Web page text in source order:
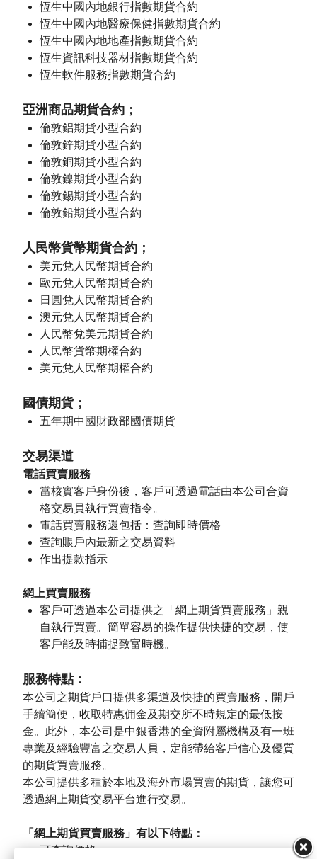
恆生中國內地銀行指數期貨合約
恆生中國內地醫療保健指數期貨合約
恆生中國內地地產指數期貨合約
恆生資訊科技器材指數期貨合約
恆生軟件服務指數期貨合約
亞洲商品期貨合約；
倫敦鋁期貨小型合約
倫敦鋅期貨小型合約
倫敦銅期貨小型合約
倫敦鎳期貨小型合約
倫敦錫期貨小型合約
倫敦鉛期貨小型合約
人民幣貨幣期貨合約；
美元兌人民幣期貨合約
歐元兌人民幣期貨合約
日圓兌人民幣期貨合約
澳元兌人民幣期貨合約
人民幣兌美元期貨合約
人民幣貨幣期權合約
美元兌人民幣期權合約
國債期貨；
五年期中國財政部國債期貨
交易渠道
電話買賣服務
當核實客戶身份後，客戶可透過電話由本公司合資
格交易員執行買賣指令。
電話買賣服務還包括：查詢即時價格
查詢賬戶內最新之交易資料
作出提款指示
網上買賣服務
客戶可透過本公司提供之「網上期貨買賣服務」親
自執行買賣。簡單容易的操作提供快捷的交易，使
客戶能及時捕捉致富時機。
服務特點：
本公司之期貨戶口提供多渠道及快捷的買賣服務，開戶
手續簡便，收取特惠佣金及期交所不時規定的最低按
金。此外，本公司是中銀香港的全資附屬機構及有一班
專業及經驗豐富之交易人員，定能帶給客戶信心及優質
的期貨買賣服務。
本公司提供多種於本地及海外市場買賣的期貨，讓您可
透過網上期貨交易平台進行交易。
「網上期貨買賣服務」有以下特點：
可查詢價格